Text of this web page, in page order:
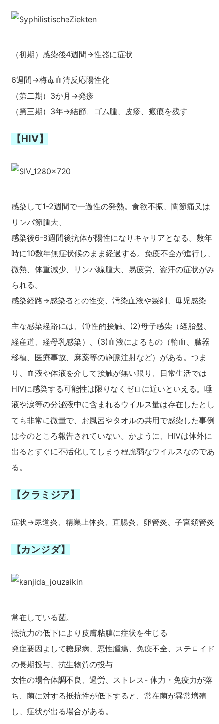
（初期）感染後4週間→性器に症状
6週間→梅毒血清反応陽性化
（第二期）3か月→発疹
（第三期）3年→結節、ゴム腫、皮疹、瘢痕を残す
【HIV】
感染して1-2週間で一過性の発熱。食欲不振、関節痛又は
リンパ節腫大、
感染後6-8週間後抗体が陽性になりキャリアとなる。数年
時に10数年無症状候のまま経過する。免疫不全が進行し、
微熱、体重減少、リンパ線腫大、易疲労、盗汗の症状がみ
られる。
感染経路→感染者との性交、汚染血液や製剤、母児感染
主な感染経路には、(1)性的接触、(2)母子感染（経胎盤、
経産道、経母乳感染）、(3)血液によるもの（輸血、臓器
移植、医療事故、麻薬等の静脈注射など）がある。つま
り、血液や体液を介して接触が無い限り、日常生活では
HIVに感染する可能性は限りなくゼロに近いといえる。唾
液や涙等の分泌液中に含まれるウイルス量は存在したとし
ても非常に微量で、お風呂やタオルの共用で感染した事例
は今のところ報告されていない。かように、HIVは体外に
出るとすぐに不活化してしまう程脆弱なウイルスなのであ
る。
【クラミジア】
症状→尿道炎、精巣上体炎、直腸炎、卵管炎、子宮頚管炎
【カンジダ】
常在している菌。
抵抗力の低下により皮膚粘膜に症状を生じる
発症要因よして糖尿病、悪性腫瘍、免疫不全、ステロイド
の長期投与、抗生物質の投与
女性の場合体調不良、過労、ストレス- 体力・免疫力が落
ち、菌に対する抵抗性が低下すると、常在菌が異常増殖
し、症状が出る場合がある。